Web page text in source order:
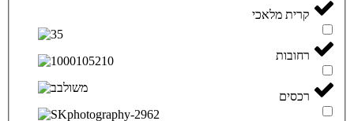
קרית מלאכי
רחובות
רכסים